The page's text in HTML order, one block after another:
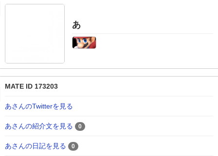
あ
MATE ID 173203
あさんのTwitterを見る
あさんの紹介文を見る 0
あさんの日記を見る 0